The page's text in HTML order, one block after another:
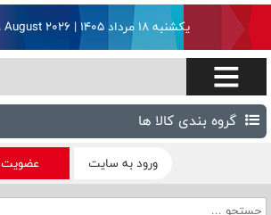
یکشنبه ۱۸ مرداد ۱۴۰۵ | Sunday 9 August 2026
گروه بندی کالا ها
ورود به سایت عضویت